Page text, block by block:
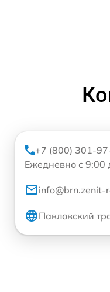
+7 (800) 301-
Ежедневно с 9:00
Павловский